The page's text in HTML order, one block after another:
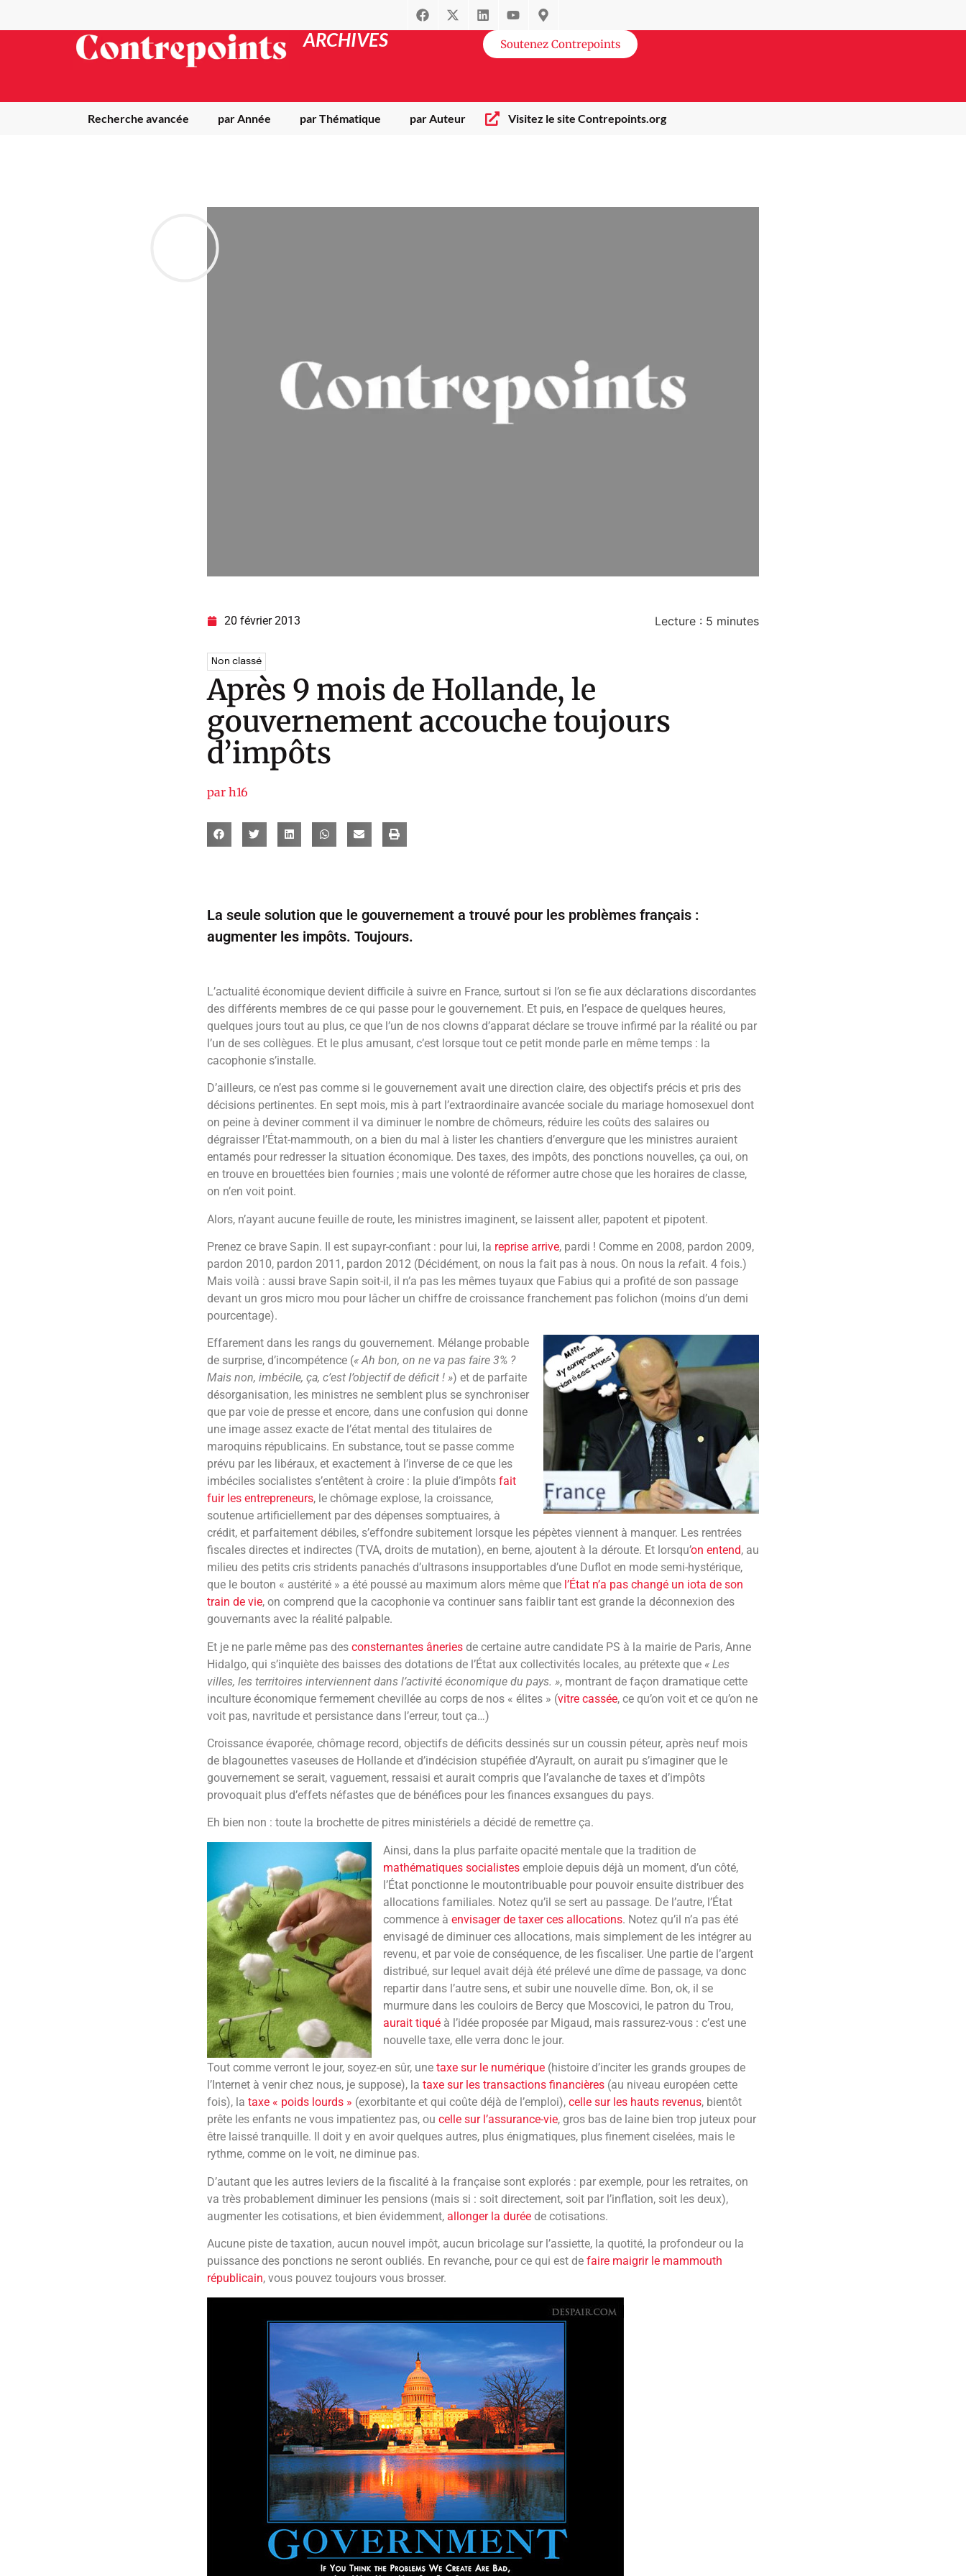
ARCHIVES Soutenez Contrepoints
Recherche avancée par Année par Thématique par Auteur Visitez le site Contrepoints.org
20 février 2013 Lecture : 5 minutes
Non classé
Après 9 mois de Hollande, le
gouvernement accouche toujours
d’impôts
par h16
La seule solution que le gouvernement a trouvé pour les problèmes français :
augmenter les impôts. Toujours.
L’actualité économique devient difficile à suivre en France, surtout si l’on se fie aux déclarations discordantes
des différents membres de ce qui passe pour le gouvernement. Et puis, en l’espace de quelques heures,
quelques jours tout au plus, ce que l’un de nos clowns d’apparat déclare se trouve infirmé par la réalité ou par
l’un de ses collègues. Et le plus amusant, c’est lorsque tout ce petit monde parle en même temps : la
cacophonie s’installe.
D’ailleurs, ce n’est pas comme si le gouvernement avait une direction claire, des objectifs précis et pris des
décisions pertinentes. En sept mois, mis à part l’extraordinaire avancée sociale du mariage homosexuel dont
on peine à deviner comment il va diminuer le nombre de chômeurs, réduire les coûts des salaires ou
dégraisser l’État-mammouth, on a bien du mal à lister les chantiers d’envergure que les ministres auraient
entamés pour redresser la situation économique. Des taxes, des impôts, des ponctions nouvelles, ça oui, on
en trouve en brouettées bien fournies ; mais une volonté de réformer autre chose que les horaires de classe,
on n’en voit point.
Alors, n’ayant aucune feuille de route, les ministres imaginent, se laissent aller, papotent et pipotent.
Prenez ce brave Sapin. Il est supayr-confiant : pour lui, la reprise arrive, pardi ! Comme en 2008, pardon 2009,
pardon 2010, pardon 2011, pardon 2012 (Décidément, on nous la fait pas à nous. On nous la refait. 4 fois.)
Mais voilà : aussi brave Sapin soit-il, il n’a pas les mêmes tuyaux que Fabius qui a profité de son passage
devant un gros micro mou pour lâcher un chiffre de croissance franchement pas folichon (moins d’un demi
pourcentage).
Effarement dans les rangs du gouvernement. Mélange probable
de surprise, d’incompétence (« Ah bon, on ne va pas faire 3% ?
Mais non, imbécile, ça, c’est l’objectif de déficit ! ») et de parfaite
désorganisation, les ministres ne semblent plus se synchroniser
que par voie de presse et encore, dans une confusion qui donne
une image assez exacte de l’état mental des titulaires de
maroquins républicains. En substance, tout se passe comme
prévu par les libéraux, et exactement à l’inverse de ce que les
imbéciles socialistes s’entêtent à croire : la pluie d’impôts fait
fuir les entrepreneurs, le chômage explose, la croissance,
soutenue artificiellement par des dépenses somptuaires, à
crédit, et parfaitement débiles, s’effondre subitement lorsque les pépètes viennent à manquer. Les rentrées
fiscales directes et indirectes (TVA, droits de mutation), en berne, ajoutent à la déroute. Et lorsqu’on entend, au
milieu des petits cris stridents panachés d’ultrasons insupportables d’une Duflot en mode semi-hystérique,
que le bouton « austérité » a été poussé au maximum alors même que l’État n’a pas changé un iota de son
train de vie, on comprend que la cacophonie va continuer sans faiblir tant est grande la déconnexion des
gouvernants avec la réalité palpable.
Et je ne parle même pas des consternantes âneries de certaine autre candidate PS à la mairie de Paris, Anne
Hidalgo, qui s’inquiète des baisses des dotations de l’État aux collectivités locales, au prétexte que « Les
villes, les territoires interviennent dans l’activité économique du pays. », montrant de façon dramatique cette
inculture économique fermement chevillée au corps de nos « élites » (vitre cassée, ce qu’on voit et ce qu’on ne
voit pas, navritude et persistance dans l’erreur, tout ça…)
Croissance évaporée, chômage record, objectifs de déficits dessinés sur un coussin péteur, après neuf mois
de blagounettes vaseuses de Hollande et d’indécision stupéfiée d’Ayrault, on aurait pu s’imaginer que le
gouvernement se serait, vaguement, ressaisi et aurait compris que l’avalanche de taxes et d’impôts
provoquait plus d’effets néfastes que de bénéfices pour les finances exsangues du pays.
Eh bien non : toute la brochette de pitres ministériels a décidé de remettre ça.
Ainsi, dans la plus parfaite opacité mentale que la tradition de
mathématiques socialistes emploie depuis déjà un moment, d’un côté,
l’État ponctionne le moutontribuable pour pouvoir ensuite distribuer des
allocations familiales. Notez qu’il se sert au passage. De l’autre, l’État
commence à envisager de taxer ces allocations. Notez qu’il n’a pas été
envisagé de diminuer ces allocations, mais simplement de les intégrer au
revenu, et par voie de conséquence, de les fiscaliser. Une partie de l’argent
distribué, sur lequel avait déjà été prélevé une dîme de passage, va donc
repartir dans l’autre sens, et subir une nouvelle dîme. Bon, ok, il se
murmure dans les couloirs de Bercy que Moscovici, le patron du Trou,
aurait tiqué à l’idée proposée par Migaud, mais rassurez-vous : c’est une
nouvelle taxe, elle verra donc le jour.
Tout comme verront le jour, soyez-en sûr, une taxe sur le numérique (histoire d’inciter les grands groupes de
l’Internet à venir chez nous, je suppose), la taxe sur les transactions financières (au niveau européen cette
fois), la taxe « poids lourds » (exorbitante et qui coûte déjà de l’emploi), celle sur les hauts revenus, bientôt
prête les enfants ne vous impatientez pas, ou celle sur l’assurance-vie, gros bas de laine bien trop juteux pour
être laissé tranquille. Il doit y en avoir quelques autres, plus énigmatiques, plus finement ciselées, mais le
rythme, comme on le voit, ne diminue pas.
D’autant que les autres leviers de la fiscalité à la française sont explorés : par exemple, pour les retraites, on
va très probablement diminuer les pensions (mais si : soit directement, soit par l’inflation, soit les deux),
augmenter les cotisations, et bien évidemment, allonger la durée de cotisations.
Aucune piste de taxation, aucun nouvel impôt, aucun bricolage sur l’assiette, la quotité, la profondeur ou la
puissance des ponctions ne seront oubliés. En revanche, pour ce qui est de faire maigrir le mammouth
républicain, vous pouvez toujours vous brosser.